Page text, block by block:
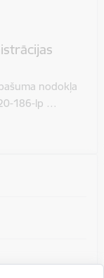
nodokļa
186-lp …